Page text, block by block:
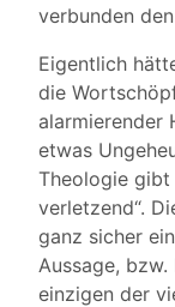
verbunden
Eigentlich
die
alarmierender
etwas
Theologie gibt
verletzend“.
ganz sicher
Aussage,
einzigen der